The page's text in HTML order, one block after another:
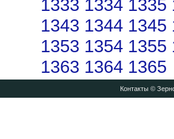
1333 1334 1335
1343 1344 1345
1353 1354 1355
1363 1364 1365
Контакты©